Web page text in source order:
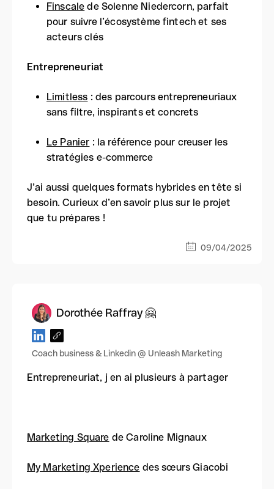
Finscale de Solenne Niedercorn, parfait
pour suivre l’écosystème fintech et ses
acteurs clés
Entrepreneuriat
Limitless : des parcours entrepreneuriaux
sans filtre, inspirants et concrets
Le Panier : la référence pour creuser les
stratégies e-commerce
J’ai aussi quelques formats hybrides en tête si
besoin. Curieux d’en savoir plus sur le projet
que tu prépares !
09/04/2025
Dorothée Raffray 🤗
Coach business & Linkedin @ Unleash Marketing
Entrepreneuriat, j en ai plusieurs à partager
Marketing Square de Caroline Mignaux
My Marketing Xperience des sœurs Giacobi